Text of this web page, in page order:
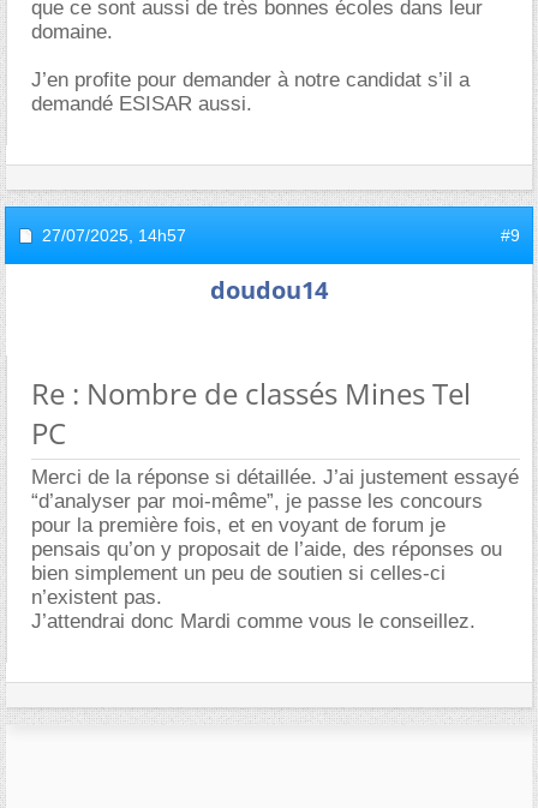
que ce sont aussi de très bonnes écoles dans leur
domaine.
J’en profite pour demander à notre candidat s’il a
demandé ESISAR aussi.
27/07/2025, 14h57 #9
doudou14
Re : Nombre de classés Mines Tel
PC
Merci de la réponse si détaillée. J’ai justement essayé
“d’analyser par moi-même”, je passe les concours
pour la première fois, et en voyant de forum je
pensais qu’on y proposait de l’aide, des réponses ou
bien simplement un peu de soutien si celles-ci
n’existent pas.
J’attendrai donc Mardi comme vous le conseillez.